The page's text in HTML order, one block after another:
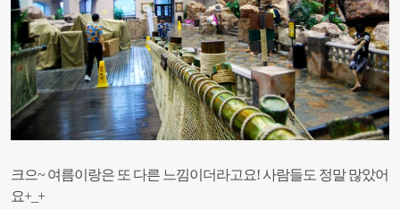
크으~ 여름이랑은 또 다른 느낌이더라고요!사람들도 정말 많았어
요+_+